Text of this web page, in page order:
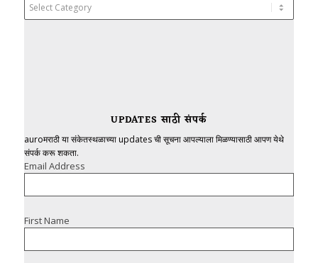
UPDATES साठी संपर्क
auroमराठी या संकेतस्थळाच्या updates ची सूचना आपल्याला मिळण्यासाठी आपण येथे
संपर्क करू शकता.
Email Address
First Name